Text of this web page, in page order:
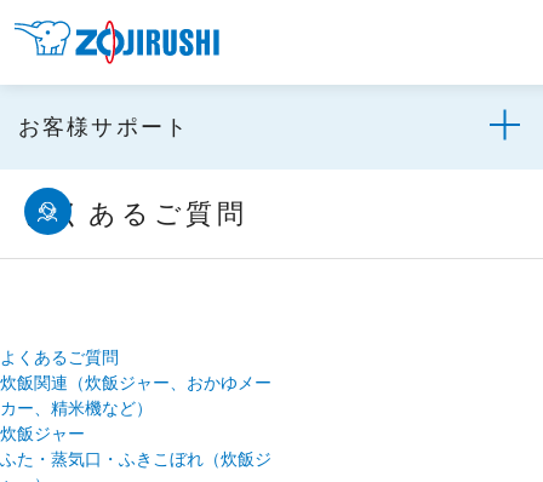
お客様サポート
よくあるご質問
よくあるご質問
炊飯関連（炊飯ジャー、おかゆメー
カー、精米機など）
炊飯ジャー
ふた・蒸気口・ふきこぼれ（炊飯ジ